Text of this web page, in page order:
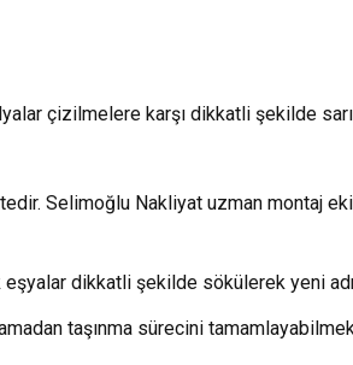
çizilmelere karşı dikkatli şekilde
Selimoğlu Nakliyat uzman montaj
eşyalar dikkatli şekilde sökülerek yeni
taşınma sürecini